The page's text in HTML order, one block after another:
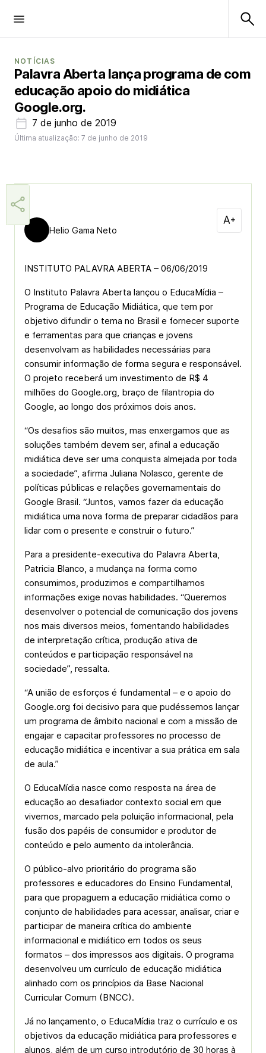
NOTÍCIAS
Palavra Aberta lança programa de com
educação apoio do midiática
Google.org.
7 de junho de 2019
Última atualização: 7 de junho de 2019
Helio Gama Neto
INSTITUTO PALAVRA ABERTA – 06/06/2019
O Instituto Palavra Aberta lançou o EducaMídia –
Programa de Educação Midiática, que tem por
objetivo difundir o tema no Brasil e fornecer suporte
e ferramentas para que crianças e jovens
desenvolvam as habilidades necessárias para
consumir informação de forma segura e responsável.
O projeto receberá um investimento de R$ 4
milhões do Google.org, braço de filantropia do
Google, ao longo dos próximos dois anos.
“Os desafios são muitos, mas enxergamos que as
soluções também devem ser, afinal a educação
midiática deve ser uma conquista almejada por toda
a sociedade”, afirma Juliana Nolasco, gerente de
políticas públicas e relações governamentais do
Google Brasil. “Juntos, vamos fazer da educação
midiática uma nova forma de preparar cidadãos para
lidar com o presente e construir o futuro.”
Para a presidente-executiva do Palavra Aberta,
Patricia Blanco, a mudança na forma como
consumimos, produzimos e compartilhamos
informações exige novas habilidades. “Queremos
desenvolver o potencial de comunicação dos jovens
nos mais diversos meios, fomentando habilidades
de interpretação crítica, produção ativa de
conteúdos e participação responsável na
sociedade”, ressalta.
“A união de esforços é fundamental – e o apoio do
Google.org foi decisivo para que pudéssemos lançar
um programa de âmbito nacional e com a missão de
engajar e capacitar professores no processo de
educação midiática e incentivar a sua prática em sala
de aula.”
O EducaMídia nasce como resposta na área de
educação ao desafiador contexto social em que
vivemos, marcado pela poluição informacional, pela
fusão dos papéis de consumidor e produtor de
conteúdo e pelo aumento da intolerância.
O público-alvo prioritário do programa são
professores e educadores do Ensino Fundamental,
para que propaguem a educação midiática como o
conjunto de habilidades para acessar, analisar, criar e
participar de maneira crítica do ambiente
informacional e midiático em todos os seus
formatos – dos impressos aos digitais. O programa
desenvolveu um currículo de educação midiática
alinhado com os princípios da Base Nacional
Curricular Comum (BNCC).
Já no lançamento, o EducaMídia traz o currículo e os
objetivos da educação midiática para professores e
alunos, além de um curso introdutório de 30 horas à